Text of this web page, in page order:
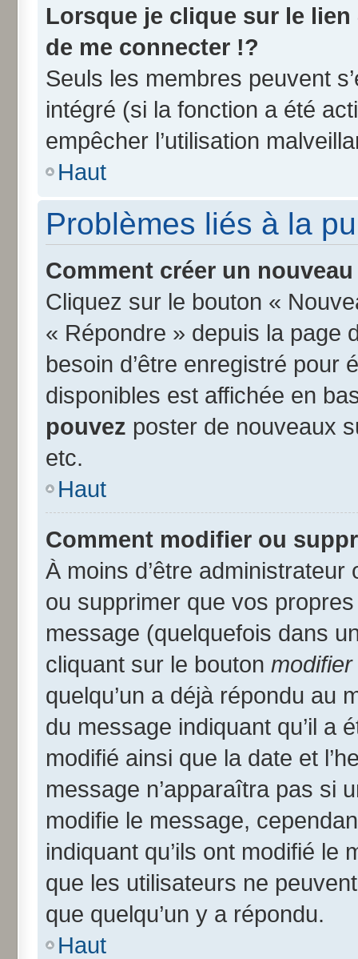
Lorsque je clique sur le lien
de me connecter !?
Seuls les membres peuvent
intégré (si la fonction a été
empêcher l’utilisation
Haut
Problèmes liés à la
Comment créer un
Cliquez sur le bouton «
« Répondre » depuis la page
besoin d’être enregistré pour
disponibles est affichée en
pouvez poster de nouveaux
etc.
Haut
Comment modifier ou
À moins d’être
ou supprimer que vos
message (quelquefois dans
cliquant sur le bouton modifier
quelqu’un a déjà répondu au
du message indiquant qu’il a
modifié ainsi que la date et
message n’apparaîtra pas si
modifie le message,
indiquant qu’ils ont modifié le
que les utilisateurs ne
que quelqu’un y a répondu.
Haut